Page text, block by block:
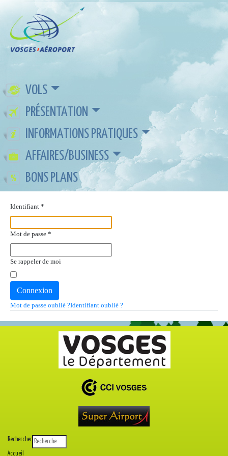
VOLS
PRÉSENTATION
INFORMATIONS PRATIQUES
AFFAIRES/BUSINESS
BONS PLANS
Identifiant *
Mot de passe *
Se rappeler de moi
Connexion
Mot de passe oublié ?Identifiant oublié ?
Rechercher
Accueil